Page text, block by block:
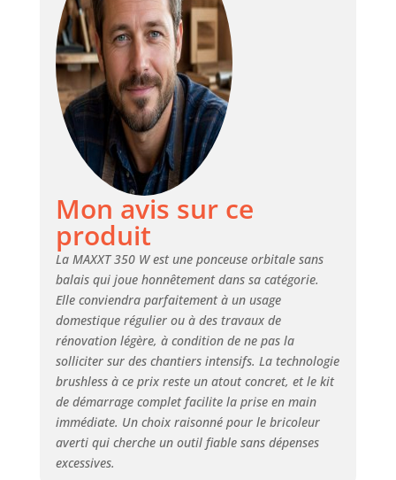
ponceuse orbitale est livrée
avec des disques abrasifs de
150 mm et 125 mm, dont le
bord latéral flexible protège
l'utilisateur et réduit le risque
de blessure lors du ponçage.
Une excentricité de 5,0 mm
assure un haut pouvoir abrasif
et un enlèvement de matière
efficace Aspiration des
poussières : Grâce au papier
abrasif à structure en maille
(granulométries 80, 120, 180,
240, 320), un résultat de
ponçage uniforme est obtenu.
L'aspiration intégrée permet de
le connecter directement à un
aspirateur industriel (câble de 5
m, raccord Ø 35 mm). Un tuyau
flexible d'aspiration de 1 m est
inclus dans la livraison
Ergonomie : La conception
ergonomique du boîtier et le
poids léger de seulement 1,27
kg rendent la machine facile à
manipuler. Une surface
Mon avis sur ce
produit
La MAXXT 350 W est une ponceuse orbitale sans
balais qui joue honnêtement dans sa catégorie.
Elle conviendra parfaitement à un usage
domestique régulier ou à des travaux de
rénovation légère, à condition de ne pas la
solliciter sur des chantiers intensifs. La technologie
brushless à ce prix reste un atout concret, et le kit
de démarrage complet facilite la prise en main
immédiate. Un choix raisonné pour le bricoleur
averti qui cherche un outil fiable sans dépenses
excessives.